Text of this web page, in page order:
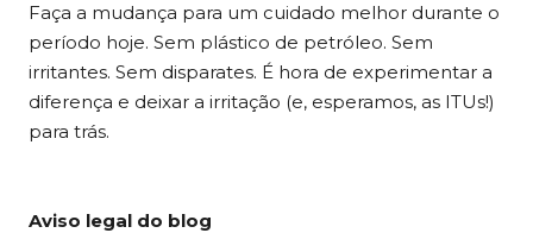
Faça a mudança para um cuidado melhor durante o
período hoje. Sem plástico de petróleo. Sem
irritantes. Sem disparates. É hora de experimentar a
diferença e deixar a irritação (e, esperamos, as ITUs!)
para trás.
Aviso legal do blog